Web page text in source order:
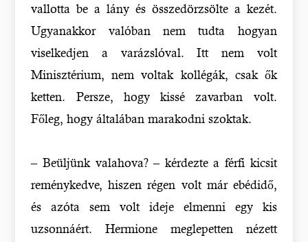
vallotta be a lány és összedörzsölte a kezét.
Ugyanakkor valóban nem tudta hogyan
viselkedjen a varázslóval. Itt nem volt
Minisztérium, nem voltak kollégák, csak ők
ketten. Persze, hogy kissé zavarban volt.
Főleg, hogy általában marakodni szoktak.
– Beüljünk valahova? – kérdezte a férfi kicsit
reménykedve, hiszen régen volt már ebédidő,
és azóta sem volt ideje elmenni egy kis
uzsonnáért. Hermione meglepetten nézett